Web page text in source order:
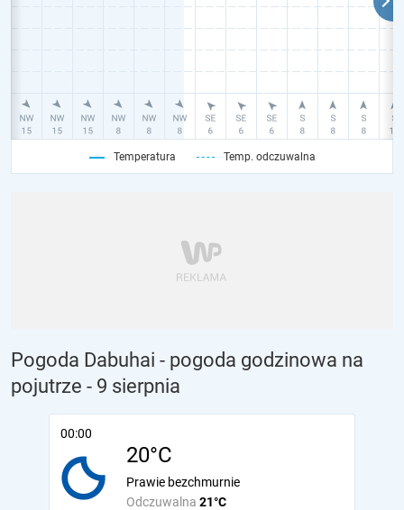
Temperatura Temp. odczuwalna
Pogoda Dabuhai - pogoda godzinowa na
pojutrze - 9 sierpnia
00:00
20°C
Odczuwalna 21°C
Prawie bezchmurnie